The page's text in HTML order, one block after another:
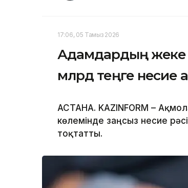
17:06, 05 Тамыз 2026
Адамдардың жеке
млрд теңге несие
АСТАНА. KAZINFORM –
көлемінде заңсыз несие
тоқтатты.